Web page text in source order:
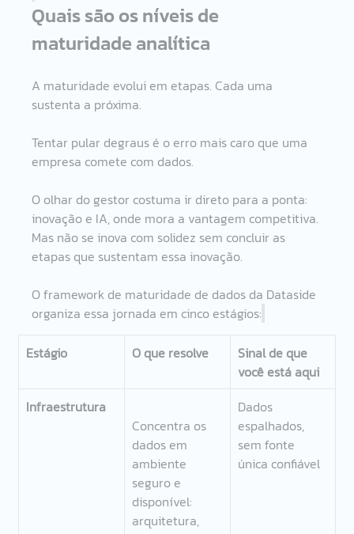
Quais são os níveis de
maturidade analítica
A maturidade evolui em etapas. Cada uma
sustenta a próxima.
Tentar pular degraus é o erro mais caro que uma
empresa comete com dados.
O olhar do gestor costuma ir direto para a ponta:
inovação e IA, onde mora a vantagem competitiva.
Mas não se inova com solidez sem concluir as
etapas que sustentam essa inovação.
O framework de maturidade de dados da Dataside
organiza essa jornada em cinco estágios:
Estágio O que resolve
Sinal de que
você está aqui
Infraestrutura
Concentra os
dados em
ambiente
seguro e
disponível:
arquitetura,
Dados
espalhados,
sem fonte
única confiável